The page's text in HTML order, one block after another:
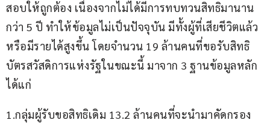
สอบให้ถูกต้อง เนื่องจากไม่ได้มีการทบทวนสิทธิมานาน
กว่า 5 ปี ทำให้ข้อมูลไม่เป็นปัจจุบัน มีทั้งผู้ที่เสียชีวิตแล้ว
หรือมีรายได้สูงขึ้น โดยจำนวน 19 ล้านคนที่ขอรับสิทธิ
บัตรสวัสดิการแห่งรัฐในขณะนี้ มาจาก 3 ฐานข้อมูลหลัก
ได้แก่
1.กลุ่มผู้รับขอสิทธิเดิม 13.2 ล้านคนที่จะนำมาคัดกรอง